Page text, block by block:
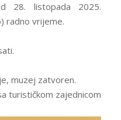
28. listopada 2025.
radno vrijeme.
muzej zatvoren.
turističkom zajednicom